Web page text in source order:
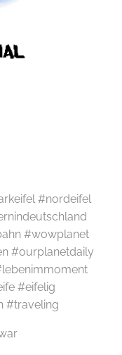
#nordeifel
#wowplanet
#ourplanetdaily
#eifelig
#traveling